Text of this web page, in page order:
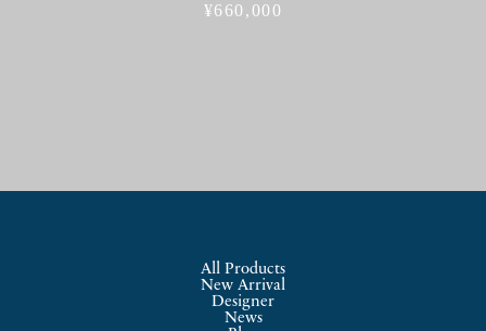
¥660,000
All Products
New Arrival
Designer
News